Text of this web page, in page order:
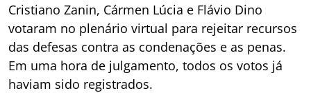
Cristiano Zanin, Cármen Lúcia e Flávio Dino
votaram no plenário virtual para rejeitar recursos
das defesas contra as condenações e as penas.
Em uma hora de julgamento, todos os votos já
haviam sido registrados.